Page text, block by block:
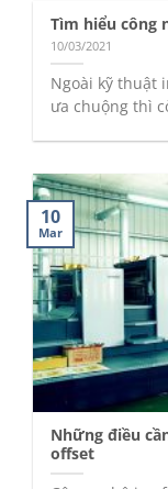
Tìm hiểu công
10/03/2021
Ngoài kỹ thuật
ưa chuộng thì
Những điều
offset
10
Mar